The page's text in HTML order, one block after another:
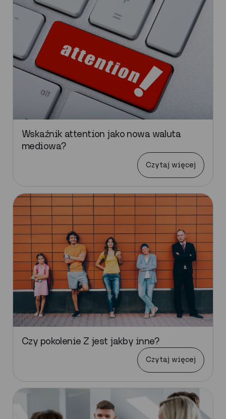
Wskaźnik attention jako nowa waluta
mediowa?
Czytaj więcej
Czy pokolenie Z jest jakby inne?
Czytaj więcej